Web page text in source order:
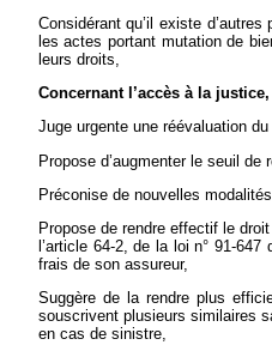
Considérant qu’il existe
les actes portant mutation de
leurs droits,
Concernant l’accès à la justice,
Juge urgente une réévaluation
Propose d’augmenter le seuil
Préconise de nouvelles
Propose de rendre effectif le
l’article 64-2, de la loi n° 91-
frais de son assureur,
Suggère de la rendre plus
souscrivent plusieurs similaires
en cas de sinistre,